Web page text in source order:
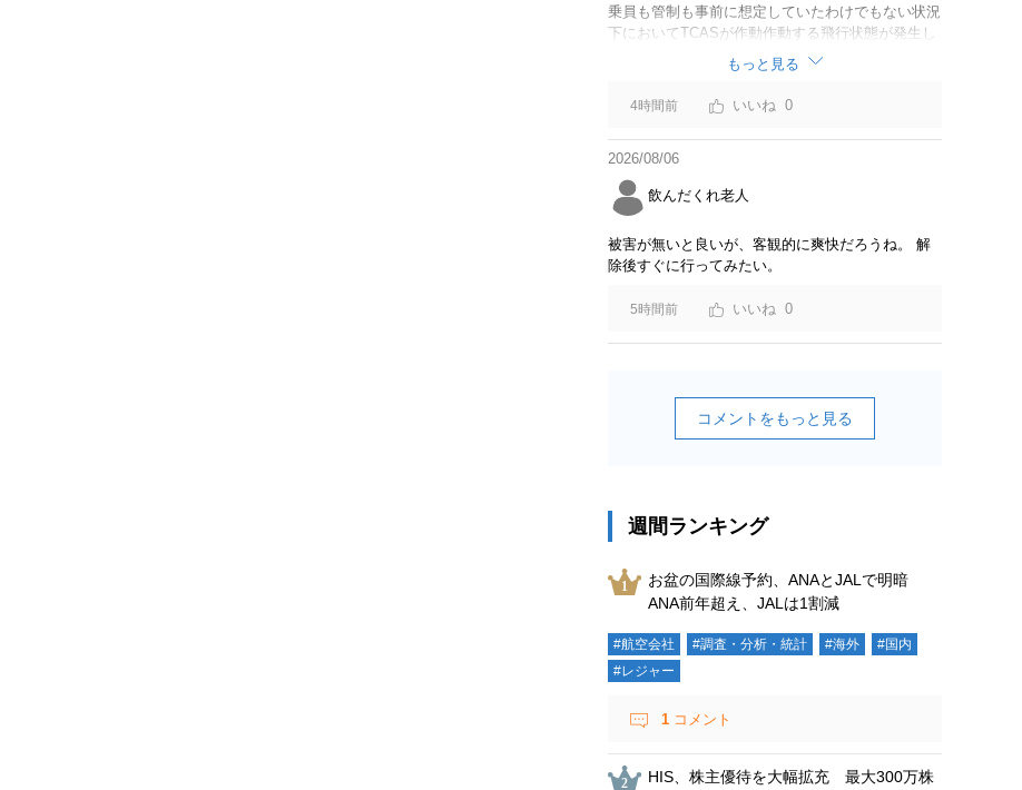
乗員も管制も事前に想定していたわけでもない状況
下においてTCASが作動作動する飛行状態が発生し
たことは事実。CABは身内可愛やでこのままうやむ
やにするつもりだろうか？
もっと見る
4時間前 0
2026/08/06
飲んだくれ老人
被害が無いと良いが、客観的に爽快だろうね。 解
除後すぐに行ってみたい。
5時間前 0
コメントをもっと見る
週間ランキング
お盆の国際線予約、ANAとJALで明暗
ANA前年超え、JALは1割減
#航空会社 #調査・分析・統計 #海外
#国内
#レジャー
1 コメント
HIS、株主優待を大幅拡充 最大300万株